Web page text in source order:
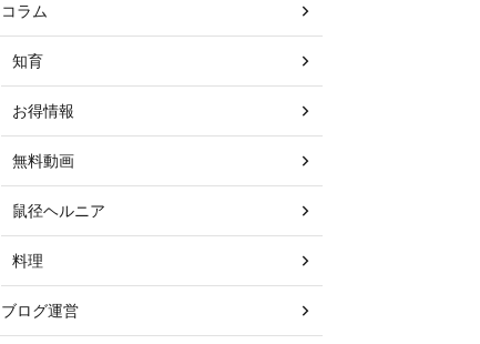
コラム
知育
お得情報
無料動画
鼠径ヘルニア
料理
ブログ運営